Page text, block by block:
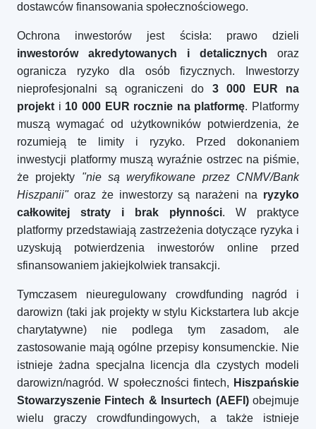
dostawców finansowania społecznościowego.
Ochrona inwestorów jest ścisła: prawo dzieli
inwestorów akredytowanych i detalicznych oraz
ogranicza ryzyko dla osób fizycznych. Inwestorzy
nieprofesjonalni są ograniczeni do 3 000 EUR na
projekt i 10 000 EUR rocznie na platformę. Platformy
muszą wymagać od użytkowników potwierdzenia, że
rozumieją te limity i ryzyko. Przed dokonaniem
inwestycji platformy muszą wyraźnie ostrzec na piśmie,
że projekty "nie są weryfikowane przez CNMV/Bank
Hiszpanii"oraz że inwestorzy są narażeni na ryzyko
całkowitej straty i brak płynności. W praktyce
platformy przedstawiają zastrzeżenia dotyczące ryzyka i
uzyskują potwierdzenia inwestorów online przed
sfinansowaniem jakiejkolwiek transakcji.
Tymczasem nieuregulowany crowdfunding nagród i
darowizn (taki jak projekty w stylu Kickstartera lub akcje
charytatywne) nie podlega tym zasadom, ale
zastosowanie mają ogólne przepisy konsumenckie. Nie
istnieje żadna specjalna licencja dla czystych modeli
darowizn/nagród. W społeczności fintech, Hiszpańskie
Stowarzyszenie Fintech & Insurtech (AEFI)obejmuje
wielu graczy crowdfundingowych, a także istnieje